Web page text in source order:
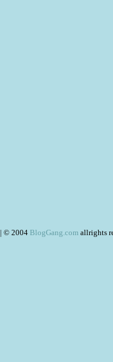
| © 2004 BlogGang.com allrights